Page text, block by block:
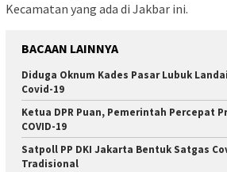
Kecamatan yang ada di Jakbar ini.
BACAAN LAINNYA
Diduga Oknum Kades Pasar Lubuk
Covid-19
Ketua DPR Puan, Pemerintah Percepat
COVID-19
Satpoll PP DKI Jakarta Bentuk Satgas
Tradisional